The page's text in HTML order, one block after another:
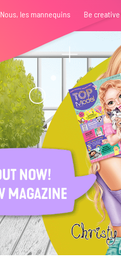
Nous, les mannequins Be creative